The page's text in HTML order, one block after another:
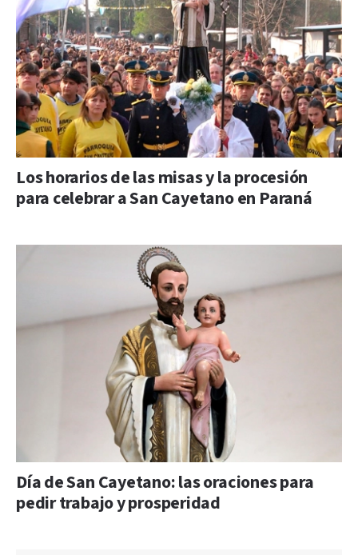
Los horarios de las misas y la procesión
para celebrar a San Cayetano en Paraná
Día de San Cayetano: las oraciones para
pedir trabajo y prosperidad